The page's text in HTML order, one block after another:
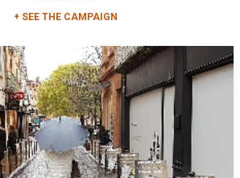
+ SEE THE CAMPAIGN